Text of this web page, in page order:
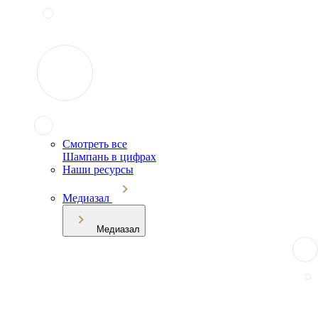
Смотреть все
Шампань в цифрах
Наши ресурсы
Медиазал
Медиазал